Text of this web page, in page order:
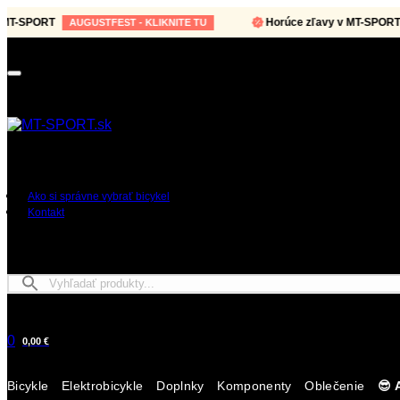
AUGUSTFEST - KLIKNITE TU Horúce zľavy v MT-SPORT
Ako si správne vybrať bicykel
Kontakt
0 0,00 €
Bicykle Elektrobicykle Doplnky Komponenty Oblečenie 😎